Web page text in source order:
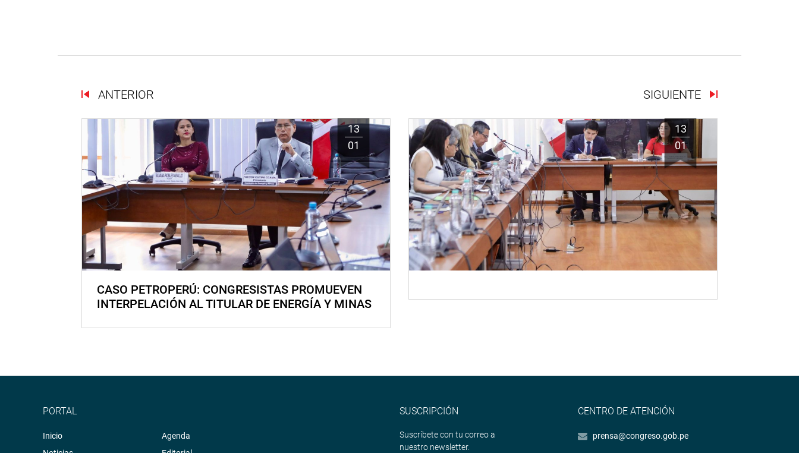
ANTERIOR SIGUIENTE
13
01
CASO PETROPERÚ: CONGRESISTAS PROMUEVEN
INTERPELACIÓN AL TITULAR DE ENERGÍA Y MINAS
13
01
PORTAL
Inicio
Agenda
SUSCRIPCIÓN
Suscríbete con tu correo a
nuestro newsletter.
CENTRO DE ATENCIÓN
prensa@congreso.gob.pe